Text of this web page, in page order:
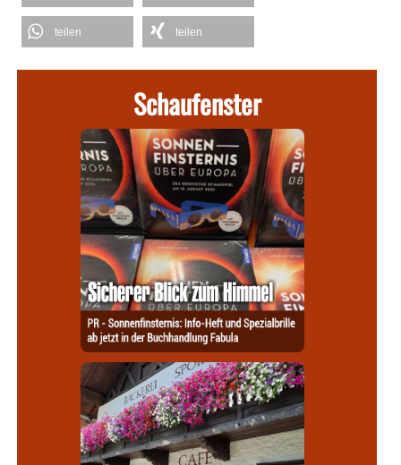
teilen teilen
Schaufenster